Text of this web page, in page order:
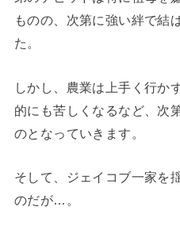
ものの、次第に強い絆で結
た。
しかし、農業は上手く行か
的にも苦しくなるなど、次
のとなっていきます。
そして、ジェイコブ一家を
のだが…。